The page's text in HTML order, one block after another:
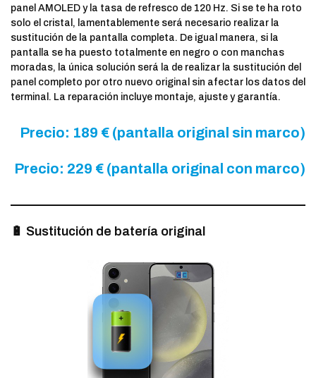
panel AMOLED y la tasa de refresco de 120 Hz. Si se te ha roto
solo el cristal, lamentablemente será necesario realizar la
sustitución de la pantalla completa. De igual manera, si la
pantalla se ha puesto totalmente en negro o con manchas
moradas, la única solución será la de realizar la sustitución del
panel completo por otro nuevo original sin afectar los datos del
terminal. La reparación incluye montaje, ajuste y garantía.
Precio: 189 € (pantalla original sin marco)
Precio: 229 € (pantalla original con marco)
🔋 Sustitución de batería original